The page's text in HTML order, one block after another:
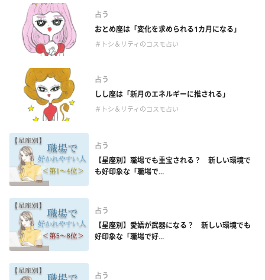
占う
おとめ座は「変化を求められる1カ月になる」
＃トシ＆リティのコスモ占い
占う
しし座は「新月のエネルギーに推される」
＃トシ＆リティのコスモ占い
占う
【星座別】職場でも重宝される？ 新しい環境で
も好印象な「職場で...
占う
【星座別】愛嬌が武器になる？ 新しい環境でも
好印象な「職場で好...
占う